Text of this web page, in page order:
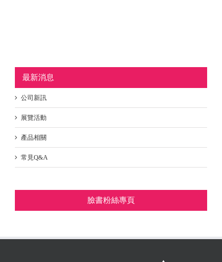
最新消息
公司新訊
展覽活動
產品相關
常見Q&A
臉書粉絲專頁